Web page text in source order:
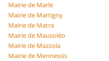
Mairie de Marle
Mairie de Martigny
Mairie de Matra
Mairie de Mausoléo
Mairie de Mazzola
Mairie de Mennessis